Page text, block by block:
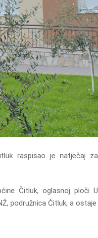
raspisao je natječaj
Čitluk, oglasnoj ploči
podružnica Čitluk, a